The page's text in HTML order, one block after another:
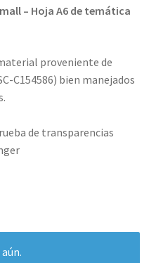
– Hoja A6 de temática
proveniente de
C154586) bien manejados
de transparencias